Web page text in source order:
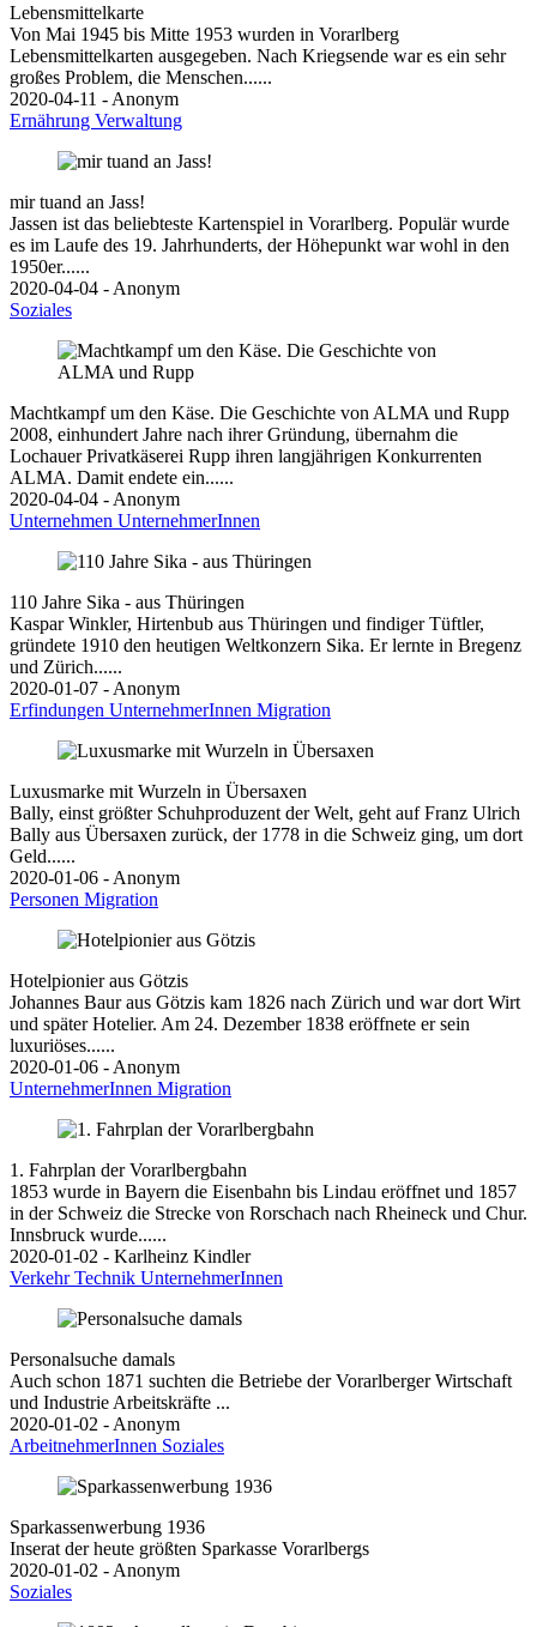
Lebensmittelkarte
Von Mai 1945 bis Mitte 1953 wurden in Vorarlberg
Lebensmittelkarten ausgegeben. Nach Kriegsende war es ein sehr
großes Problem, die Menschen......
2020-04-11 - Anonym
Ernährung Verwaltung
mir tuand an Jass!
Jassen ist das beliebteste Kartenspiel in Vorarlberg. Populär wurde
es im Laufe des 19. Jahrhunderts, der Höhepunkt war wohl in den
1950er......
2020-04-04 - Anonym
Soziales
Machtkampf um den Käse. Die Geschichte von ALMA und Rupp
2008, einhundert Jahre nach ihrer Gründung, übernahm die
Lochauer Privatkäserei Rupp ihren langjährigen Konkurrenten
ALMA. Damit endete ein......
2020-04-04 - Anonym
Unternehmen UnternehmerInnen
110 Jahre Sika - aus Thüringen
Kaspar Winkler, Hirtenbub aus Thüringen und findiger Tüftler,
gründete 1910 den heutigen Weltkonzern Sika. Er lernte in Bregenz
und Zürich......
2020-01-07 - Anonym
Erfindungen UnternehmerInnen Migration
Luxusmarke mit Wurzeln in Übersaxen
Bally, einst größter Schuhproduzent der Welt, geht auf Franz Ulrich
Bally aus Übersaxen zurück, der 1778 in die Schweiz ging, um dort
Geld......
2020-01-06 - Anonym
Personen Migration
Hotelpionier aus Götzis
Johannes Baur aus Götzis kam 1826 nach Zürich und war dort Wirt
und später Hotelier. Am 24. Dezember 1838 eröffnete er sein
luxuriöses......
2020-01-06 - Anonym
UnternehmerInnen Migration
1. Fahrplan der Vorarlbergbahn
1853 wurde in Bayern die Eisenbahn bis Lindau eröffnet und 1857
in der Schweiz die Strecke von Rorschach nach Rheineck und Chur.
Innsbruck wurde......
2020-01-02 - Karlheinz Kindler
VerkehrTechnik UnternehmerInnen
Personalsuche damals
Auch schon 1871 suchten die Betriebe der Vorarlberger Wirtschaft
und Industrie Arbeitskräfte ...
2020-01-02 - Anonym
ArbeitnehmerInnen Soziales
Sparkassenwerbung 1936
Inserat der heute größten Sparkasse Vorarlbergs
2020-01-02 - Anonym
Soziales